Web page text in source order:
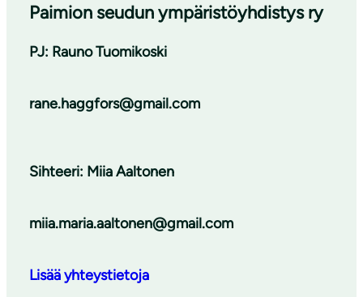
Paimion seudun ympäristöyhdistys ry
PJ: Rauno Tuomikoski
rane.haggfors@gmail.com
Sihteeri: Miia Aaltonen
miia.maria.aaltonen@gmail.com
Lisää yhteystietoja